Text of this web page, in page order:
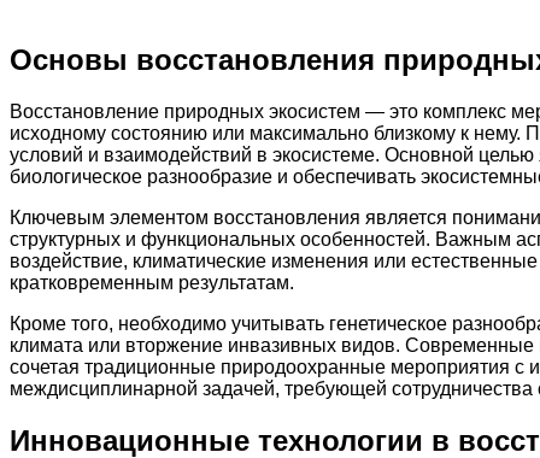
Основы восстановления
Восстановление природных экосистем — это комплекс
исходному состоянию или максимально близкому к нему.
условий и взаимодействий в экосистеме. Основной
биологическое разнообразие и обеспечивать
Ключевым элементом восстановления является
структурных и функциональных особенностей. Важным
воздействие, климатические изменения или
кратковременным результатам.
Кроме того, необходимо учитывать генетическое
климата или вторжение инвазивных видов. Современные
сочетая традиционные природоохранные мероприятия с
междисциплинарной задачей, требующей сотрудничества
Инновационные технологии в